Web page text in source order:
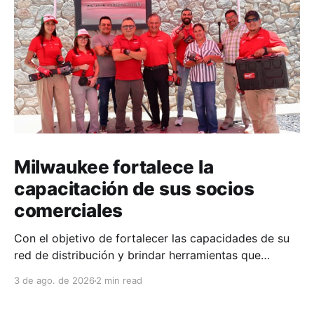
Milwaukee fortalece la
capacitación de sus socios
comerciales
Con el objetivo de fortalecer las capacidades de su
red de distribución y brindar herramientas que
técnico, Milwaukee llevó a cabo una capacitación
3 de ago. de 2026 2 min read